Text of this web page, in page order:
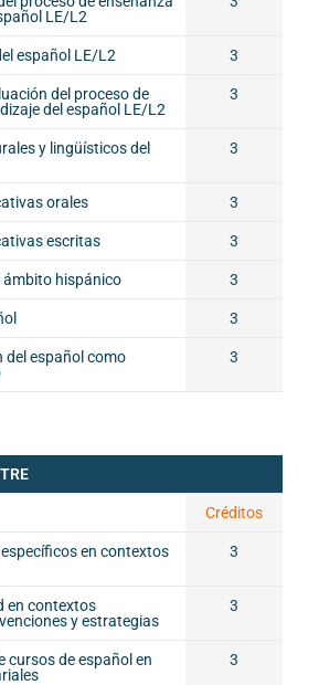
LE/L2
español LE/L2 3
del proceso de
del español LE/L2
3
y lingüísticos del
3
orales 3
escritas 3
ámbito hispánico 3
3
del español como
3
Créditos
en contextos
3
en contextos
y estrategias
3
cursos de español en
3